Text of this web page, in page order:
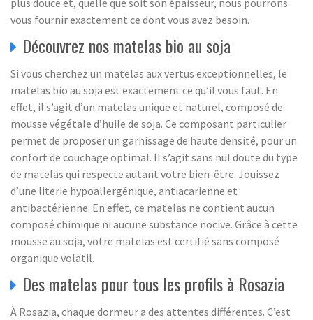
vous fournir exactement ce dont vous avez besoin.
Découvrez nos matelas bio au soja
Si vous cherchez un matelas aux vertus exceptionnelles, le
matelas bio au soja est exactement ce qu’il vous faut. En
effet, il s’agit d’un matelas unique et naturel, composé de
mousse végétale d’huile de soja. Ce composant particulier
permet de proposer un garnissage de haute densité, pour un
confort de couchage optimal. Il s’agit sans nul doute du type
de matelas qui respecte autant votre bien-être. Jouissez
d’une literie hypoallergénique, antiacarienne et
antibactérienne. En effet, ce matelas ne contient aucun
composé chimique ni aucune substance nocive. Grâce à cette
mousse au soja, votre matelas est certifié sans composé
organique volatil.
Des matelas pour tous les profils à Rosazia
À Rosazia, chaque dormeur a des attentes différentes. C’est